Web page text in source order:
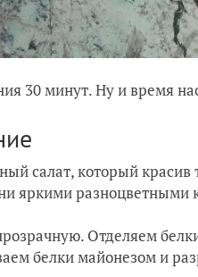
30 минут. Ну и время
салат, который красив
яркими разноцветными
Отделяем
белки майонезом и